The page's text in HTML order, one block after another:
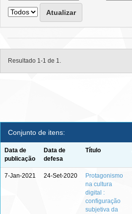
Resultado 1-1 de 1.
Conjunto de itens:
Data de
publicação
Data de
defesa
Título
7-Jan-2021 24-Set-2020
Protagonismo
na cultura
digital :
configuração
subjetiva da